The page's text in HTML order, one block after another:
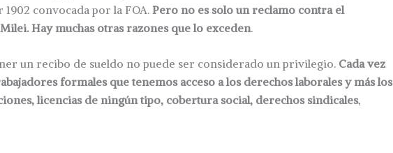
convocada por la FOA. Pero no es solo un reclamo contra el
Hay muchas otras razones que lo exceden.
un recibo de sueldo no puede ser considerado un privilegio. Cada vez
formales que tenemos acceso a los derechos laborales y más los
licencias de ningún tipo, cobertura social, derechos sindicales,